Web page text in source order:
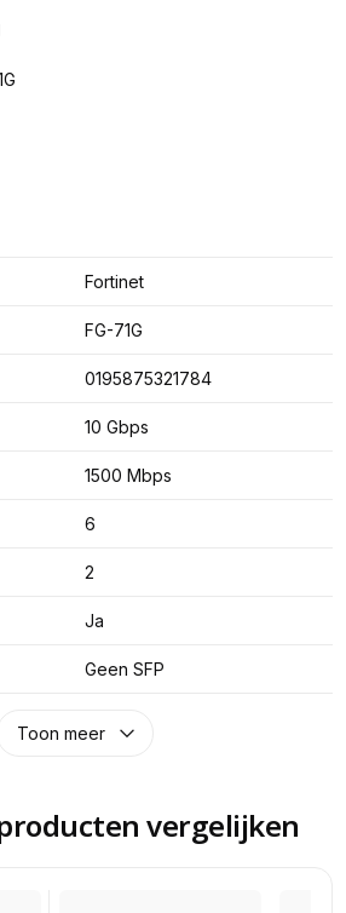
Fortinet
FG-71G
0195875321784
10 Gbps
1500 Mbps
6
2
Ja
Geen SFP
Toon meer
vergelijken